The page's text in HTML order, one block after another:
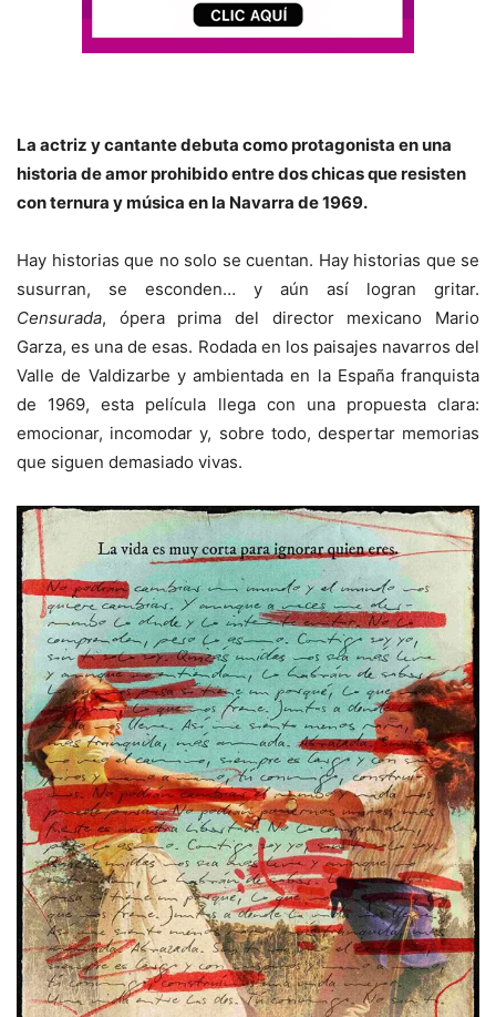
La actriz y cantante debuta como protagonista en una
historia de amor prohibido entre dos chicas que resisten
con ternura y música en la Navarra de 1969.
Hay historias que no solo se cuentan. Hay historias que se
susurran, se esconden… y aún así logran gritar.
Censurada, ópera prima del director mexicano Mario
Garza, es una de esas. Rodada en los paisajes navarros del
Valle de Valdizarbe y ambientada en la España franquista
de 1969, esta película llega con una propuesta clara:
emocionar, incomodar y, sobre todo, despertar memorias
que siguen demasiado vivas.